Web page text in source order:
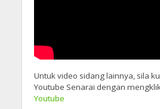
Untuk video sidang lainnya, sila
Youtube Senarai dengan
Youtube